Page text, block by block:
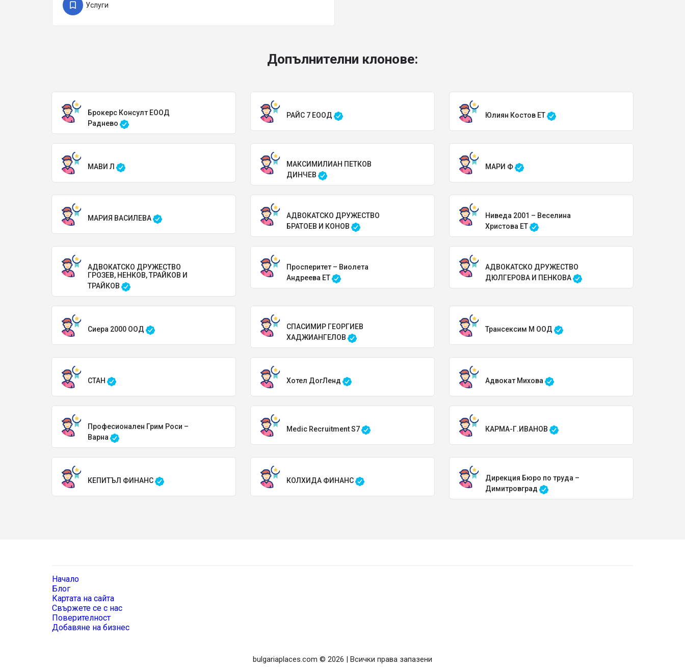
Услуги
Допълнителни клонове:
Брокерс Консулт ЕООД
Раднево
РАЙС 7 ЕООД Юлиян Костов ЕТ
МАВИ Л
МАКСИМИЛИАН ПЕТКОВ
ДИНЧЕВ
МАРИ Ф
МАРИЯ ВАСИЛЕВА
АДВОКАТСКО ДРУЖЕСТВО
БРАТОЕВ И КОНОВ
Ниведа 2001 – Веселина
Христова ЕТ
АДВОКАТСКО ДРУЖЕСТВО
ГРОЗЕВ, НЕНКОВ, ТРАЙКОВ И
ТРАЙКОВ
Просперитет – Виолета
Андреева ЕТ
АДВОКАТСКО ДРУЖЕСТВО
ДЮЛГЕРОВА И ПЕНКОВА
Сиера 2000 ООД
СПАСИМИР ГЕОРГИЕВ
ХАДЖИАНГЕЛОВ
Трансексим М ООД
СТАН Хотел ДогЛенд Адвокат Михова
Професионален Грим Роси –
Варна
Medic Recruitment S7 КАРМА-Г.ИВАНОВ
КЕПИТЪЛ ФИНАНС КОЛХИДА ФИНАНС
Дирекция Бюро по труда –
Димитровград
Начало
Блог
Картата на сайта
Свържете се с нас
Поверителност
Добавяне на бизнес
bulgariaplaces.com © 2026 | Всички права запазени